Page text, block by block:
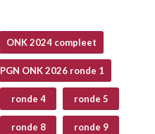
ONK 2024 compleet
PGN ONK 2026 ronde 1
ronde 4 ronde 5
ronde 8 ronde 9